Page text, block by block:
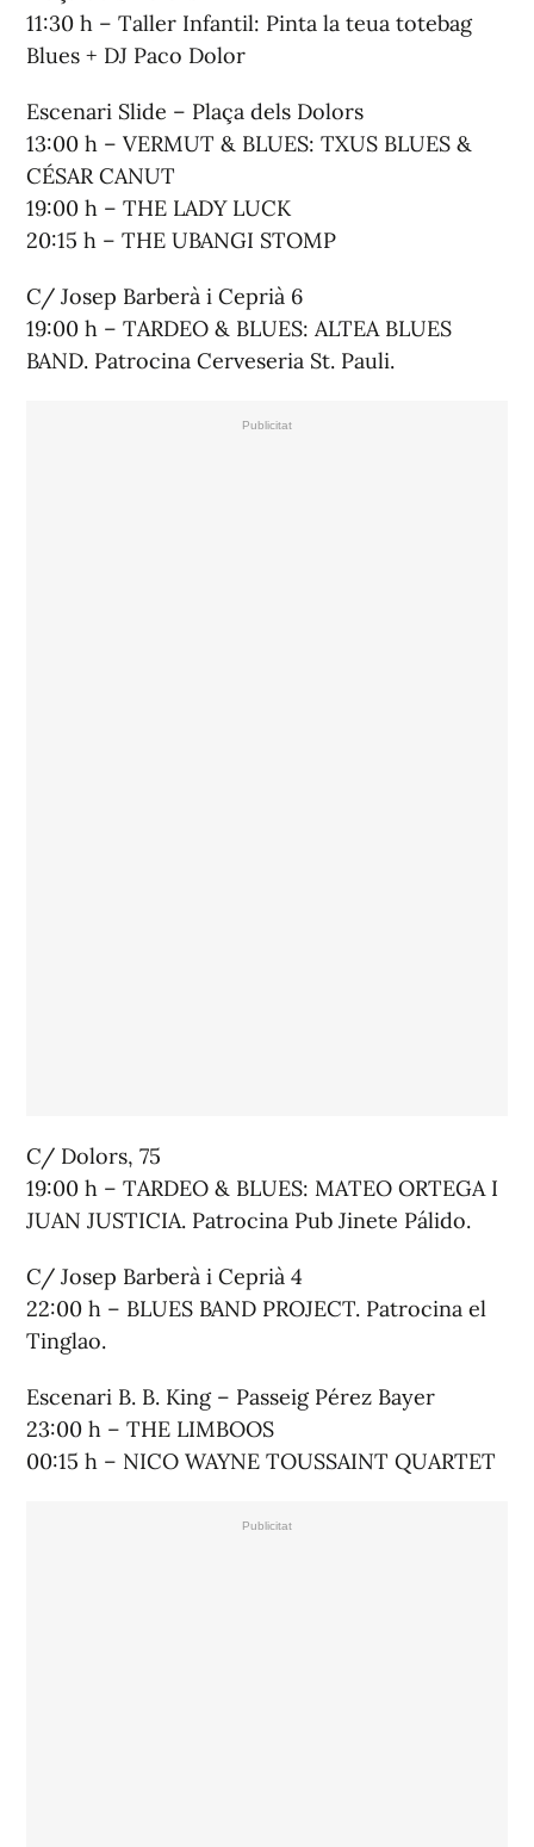
11:30 h – Taller Infantil: Pinta la teua totebag
Blues + DJ Paco Dolor
Escenari Slide – Plaça dels Dolors
13:00 h – VERMUT & BLUES: TXUS BLUES &
CÉSAR CANUT
19:00 h – THE LADY LUCK
20:15 h – THE UBANGI STOMP
C/ Josep Barberà i Ceprià 6
19:00 h – TARDEO & BLUES: ALTEA BLUES
BAND. Patrocina Cerveseria St. Pauli.
C/ Dolors, 75
19:00 h – TARDEO & BLUES: MATEO ORTEGA I
JUAN JUSTICIA. Patrocina Pub Jinete Pálido.
C/ Josep Barberà i Ceprià 4
22:00 h – BLUES BAND PROJECT. Patrocina el
Tinglao.
Escenari B. B. King – Passeig Pérez Bayer
23:00 h – THE LIMBOOS
00:15 h – NICO WAYNE TOUSSAINT QUARTET